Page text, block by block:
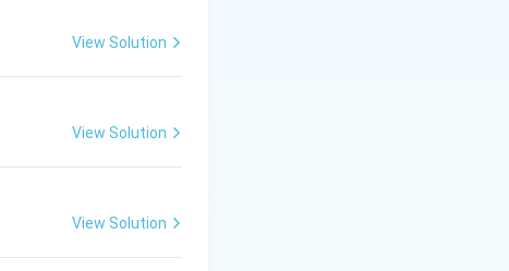
View Solution
View Solution
View Solution